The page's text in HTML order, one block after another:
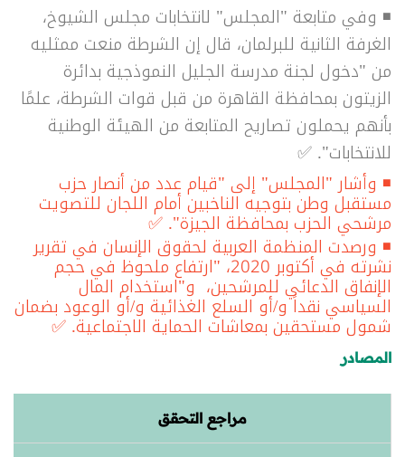
◾ وفي متابعة "المجلس" لانتخابات مجلس الشيوخ،
الغرفة الثانية للبرلمان، قال إن الشرطة منعت ممثليه
من "دخول لجنة مدرسة الجليل النموذجية بدائرة
الزيتون بمحافظة القاهرة من قبل قوات الشرطة، علمًا
بأنهم يحملون تصاريح المتابعة من الهيئة الوطنية
للانتخابات". ✅
◾ وأشار "المجلس" إلى "قيام عدد من أنصار حزب
مستقبل وطن بتوجيه الناخبين أمام اللجان للتصويت
مرشحي الحزب بمحافظة الجيزة". ✅
◾ ورصدت المنظمة العربية لحقوق الإنسان في تقرير
نشرته في أكتوبر 2020، "ارتفاع ملحوظ في حجم
الإنفاق الدعائي للمرشحين، و"استخدام المال
السياسي نقداً و/أو السلع الغذائية و/أو الوعود بضمان
شمول مستحقين بمعاشات الحماية الاجتماعية. ✅
المصادر
مراجع التحقق